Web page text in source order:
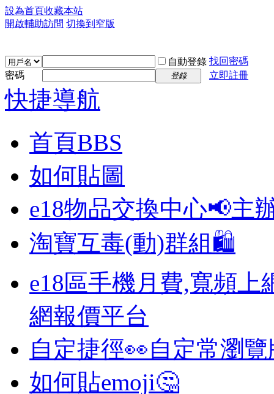
設為首頁收藏本站
開啟輔助訪問 切換到窄版
自動登錄 找回密碼
密碼
登錄 立即註冊
快捷導航
首頁BBS
如何貼圖
e18物品交換中心📢主
淘寶互毒(動)群組🛍️
e18區手機月費,寬頻上
網報價平台
自定捷徑👀自定常瀏
如何貼emoji🤔